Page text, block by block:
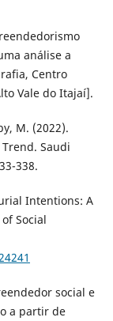
análise a
Centro
Vale do Itajaí].
M. (2022).
Saudi
338.
Intentions: A
Social
social e
a partir de